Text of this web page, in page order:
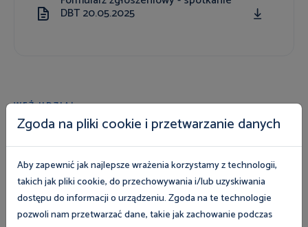
DBT 20.05.2025
WEŹ UDZIAŁ
Najbliższe wydarzenia
Inne
1 stycznia 2026
Okręgowy Inspektorat Pracy w Olsztynie
Zgoda na pliki cookie i przetwarzanie danych
Aby zapewnić jak najlepsze wrażenia korzystamy z technologii,
takich jak pliki cookie, do przechowywania i/lub uzyskiwania
dostępu do informacji o urządzeniu. Zgoda na te technologie
pozwoli nam przetwarzać dane, takie jak zachowanie podczas